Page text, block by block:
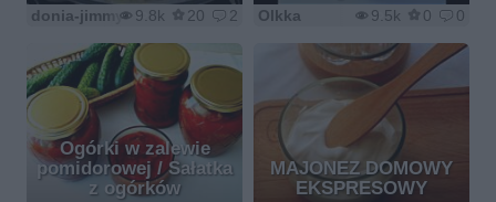
9.8k 20 2
donia-jimmy 9.5k 0 0
Olkka
Ogórki w zalewie
pomidorowej / Sałatka
z ogórków
MAJONEZ DOMOWY
EKSPRESOWY